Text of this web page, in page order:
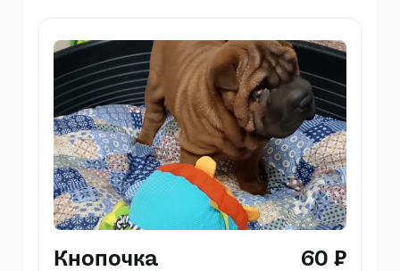
Кнопочка 60 ₽